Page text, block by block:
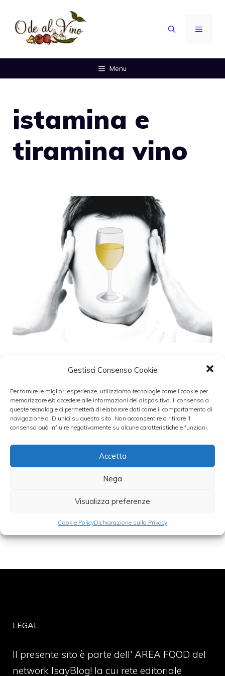
Gestisci Consenso Cookie
Per fornire le migliori esperienze, utilizziamo tecnologie come i cookie per
memorizzare e/o accedere alle informazioni del dispositivo. Il consenso a
queste tecnologie ci permetterà di elaborare dati come il comportamento di
navigazione o ID unici su questo sito. Non acconsentire o ritirare il
consenso può influire negativamente su alcune caratteristiche e funzioni.
Accetta
Nega
Visualizza preferenze
Cookie PolicyDichiarazione sulla Privacy
contenuto
MENU
Menu
istamina e
tiramina vino
Vino e mal di testa: pro e contro di
23 Aprile 2021
sposa diversi sapori: la sua peculiare
caratteristica
LEGAL
Il presente sito è parte dell' AREA FOOD del
network IsayBlog! la cui rete editoriale